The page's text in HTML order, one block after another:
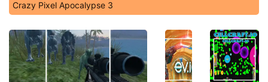
Crazy Pixel Apocalypse 3